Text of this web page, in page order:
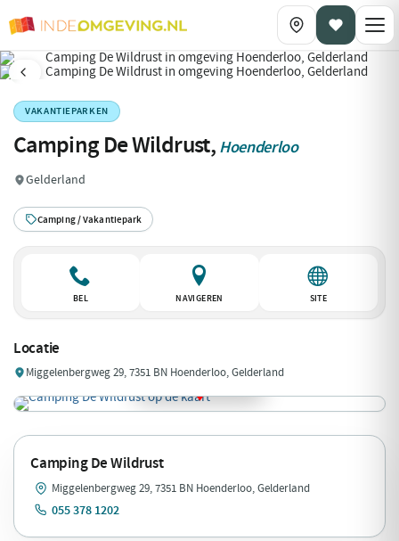
VAKANTIEPARKEN
Camping De Wildrust, Hoenderloo
Gelderland
Camping / Vakantiepark
BEL NAVIGEREN SITE
Locatie
Miggelenbergweg 29, 7351 BN Hoenderloo, Gelderland
Camping De Wildrust
Miggelenbergweg 29, 7351 BN Hoenderloo, Gelderland
055 378 1202